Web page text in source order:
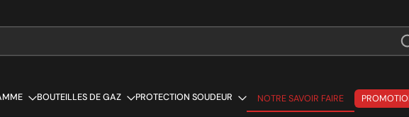
BOUTEILLES DE GAZ PROTECTION SOUDEUR
NOTRE SAVOIR FAIRE
NOTRE SAVOIR FAIRE